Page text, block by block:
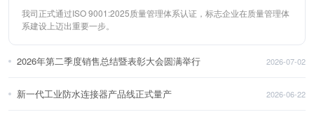
我司正式通过ISO 9001:2025质量管理体系认证，标志企业在质量管理体
系建设上迈出重要一步。
2026年第二季度销售总结暨表彰大会圆满举行 2026-07-02
新一代工业防水连接器产品线正式量产 2026-06-22